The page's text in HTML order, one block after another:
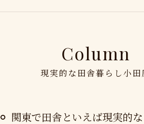
Column
現実的な田舎暮らし小田
関東で田舎といえば現実的